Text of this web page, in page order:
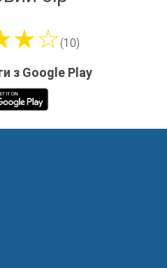
(10)
з Google Play